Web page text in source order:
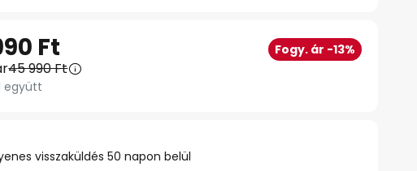
Ft Fogy. ár -13%
45 990 Ft
együtt
visszaküldés 50 napon belül